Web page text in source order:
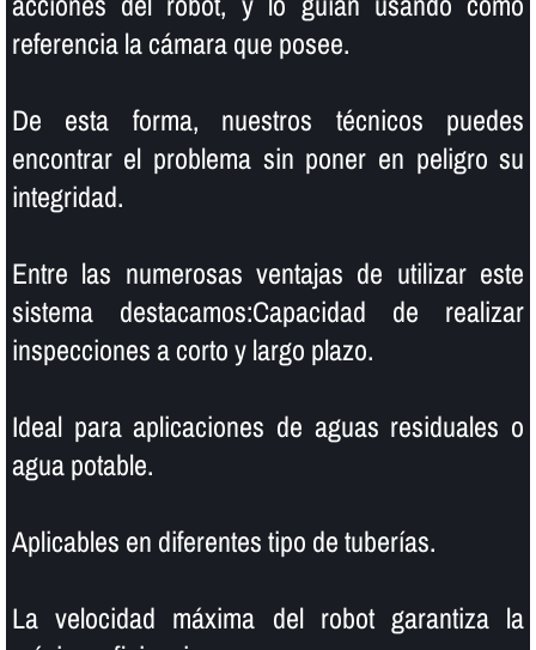
referencia la cámara que posee.
De esta forma, nuestros técnicos puedes
encontrar el problema sin poner en peligro su
integridad.
Entre las numerosas ventajas de utilizar este
sistema destacamos:Capacidad de realizar
inspecciones a corto y largo plazo.
Ideal para aplicaciones de aguas residuales o
agua potable.
Aplicables en diferentes tipo de tuberí­as.
La velocidad máxima del robot garantiza la